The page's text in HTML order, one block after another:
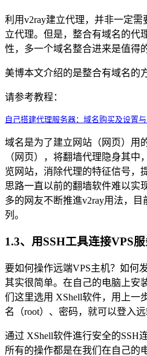
利用v2ray建立代理，并非一定
立代理。但是，整合有域名的代
性，多一个域名整合进来是值得的
美博本文介绍的是整合有域名的
请参考教程：
自己搭建代理服务器：域名购买及设置
域名是为了建立网站（网页）用
（网页），将翻墙代理隐身其中
览网站，消除代理的特征信号，
思路一直以前的翻墙软件难以实
多的网友不断推進v2ray用法，
列。
1.3、用SSH工具连接VPS
要如何操作远端VPS主机？如何
其实很简单。在自己的电脑上安
们这里选用 XShell软件，用上一
名（root）、密码，就可以登入
通过 XShell软件進行安全的SSH
所有的操作都是在我们在自己的